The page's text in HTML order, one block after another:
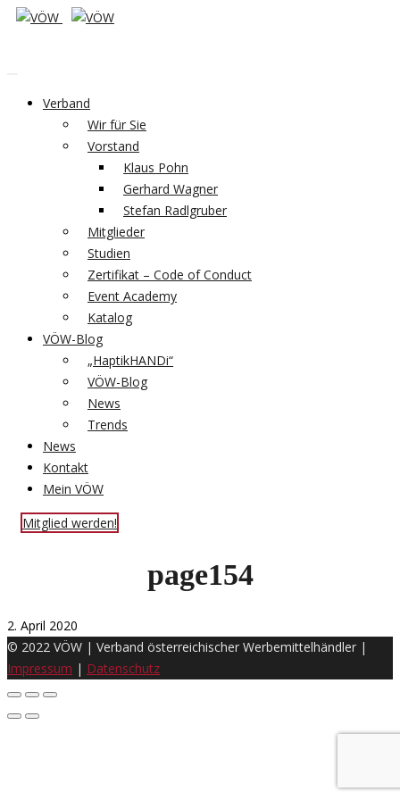
Verband
Wir für Sie
Vorstand
Klaus Pohn
Gerhard Wagner
Stefan Radlgruber
Mitglieder
Studien
Zertifikat – Code of Conduct
Event Academy
Katalog
VÖW-Blog
„HaptikHANDi“
VÖW-Blog
News
Trends
News
Kontakt
Mein VÖW
Mitglied werden!
page154
2. April 2020
© 2022 VÖW | Verband österreichischer Werbemittelhändler |
Impressum | Datenschutz